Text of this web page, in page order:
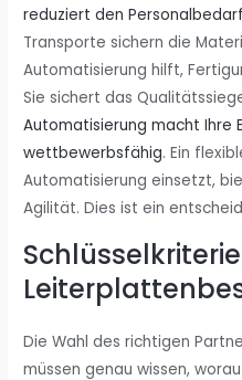
reduziert den Personalbedarf
Transporte sichern die
Automatisierung hilft,
Sie sichert das
Automatisierung macht Ihre
wettbewerbsfähig. Ein
Automatisierung einsetzt,
Agilität. Dies ist ein
Die Wahl des richtigen
müssen genau wissen,